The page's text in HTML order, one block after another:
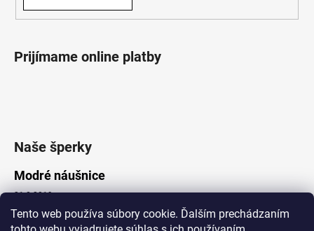
Tento web používa súbory cookie. Ďalším prechádzaním
Prijímame online platby
Naše šperky
Modré náušnice
21.8.2019